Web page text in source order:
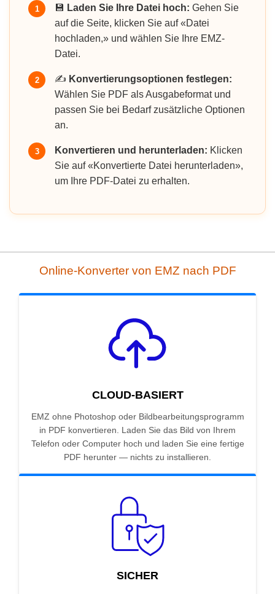
1 💾 Laden Sie Ihre Datei hoch: Gehen Sie
auf die Seite, klicken Sie auf «Datei
hochladen,» und wählen Sie Ihre EMZ-
Datei.
2 ✍️ Konvertierungsoptionen festlegen:
Wählen Sie PDF als Ausgabeformat und
passen Sie bei Bedarf zusätzliche Optionen
an.
3 Konvertieren und herunterladen: Klicken
Sie auf «Konvertierte Datei herunterladen»,
um Ihre PDF-Datei zu erhalten.
Online-Konverter von EMZ nach PDF
CLOUD-BASIERT
EMZ ohne Photoshop oder Bildbearbeitungsprogramm
in PDF konvertieren. Laden Sie das Bild von Ihrem
Telefon oder Computer hoch und laden Sie eine fertige
PDF herunter — nichts zu installieren.
SICHER